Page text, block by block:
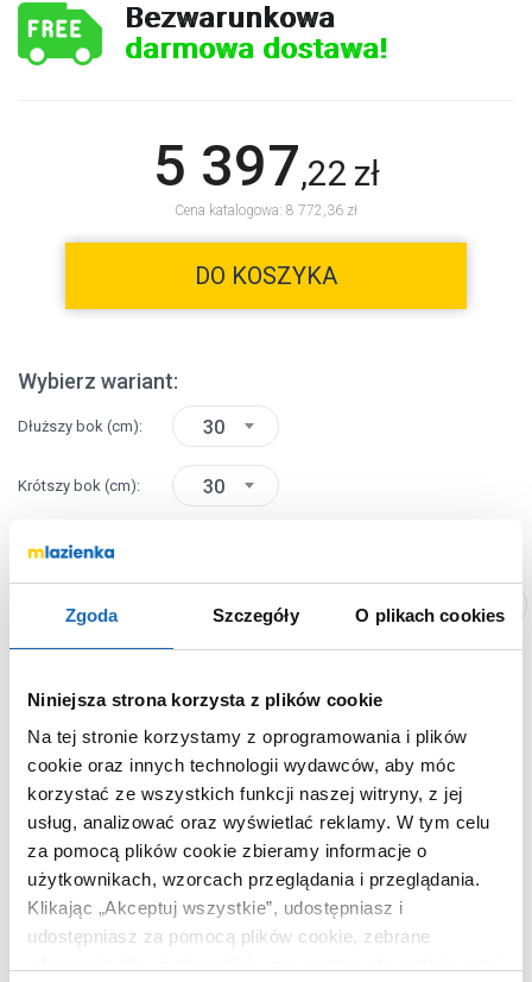
Zgoda Szczegóły O plikach cookies
Niniejsza strona korzysta z plików cookie
Na tej stronie korzystamy z oprogramowania i plików
cookie oraz innych technologii wydawców, aby móc
korzystać ze wszystkich funkcji naszej witryny, z jej
usług, analizować oraz wyświetlać reklamy. W tym celu
za pomocą plików cookie zbieramy informacje o
użytkownikach, wzorcach przeglądania i przeglądania.
Klikając „Akceptuj wszystkie”, udostępniasz i
udostępniasz za pomocą plików cookie, zebrane
Bezwarunkowa
darmowa dostawa!
5 397,22 zł
Cena katalogowa: 8 772,36 zł
DO KOSZYKA
Wybierz wariant:
Dłuższy bok (cm) 30
Krótszy bok (cm) 30
Kształt
biały / dwukolorowa / brąz/beż
OPIS PRODUKTU
Marka
Axor
Seria
Suite
Nr katalogowy
42000140
Dłuższy bok
30 cm